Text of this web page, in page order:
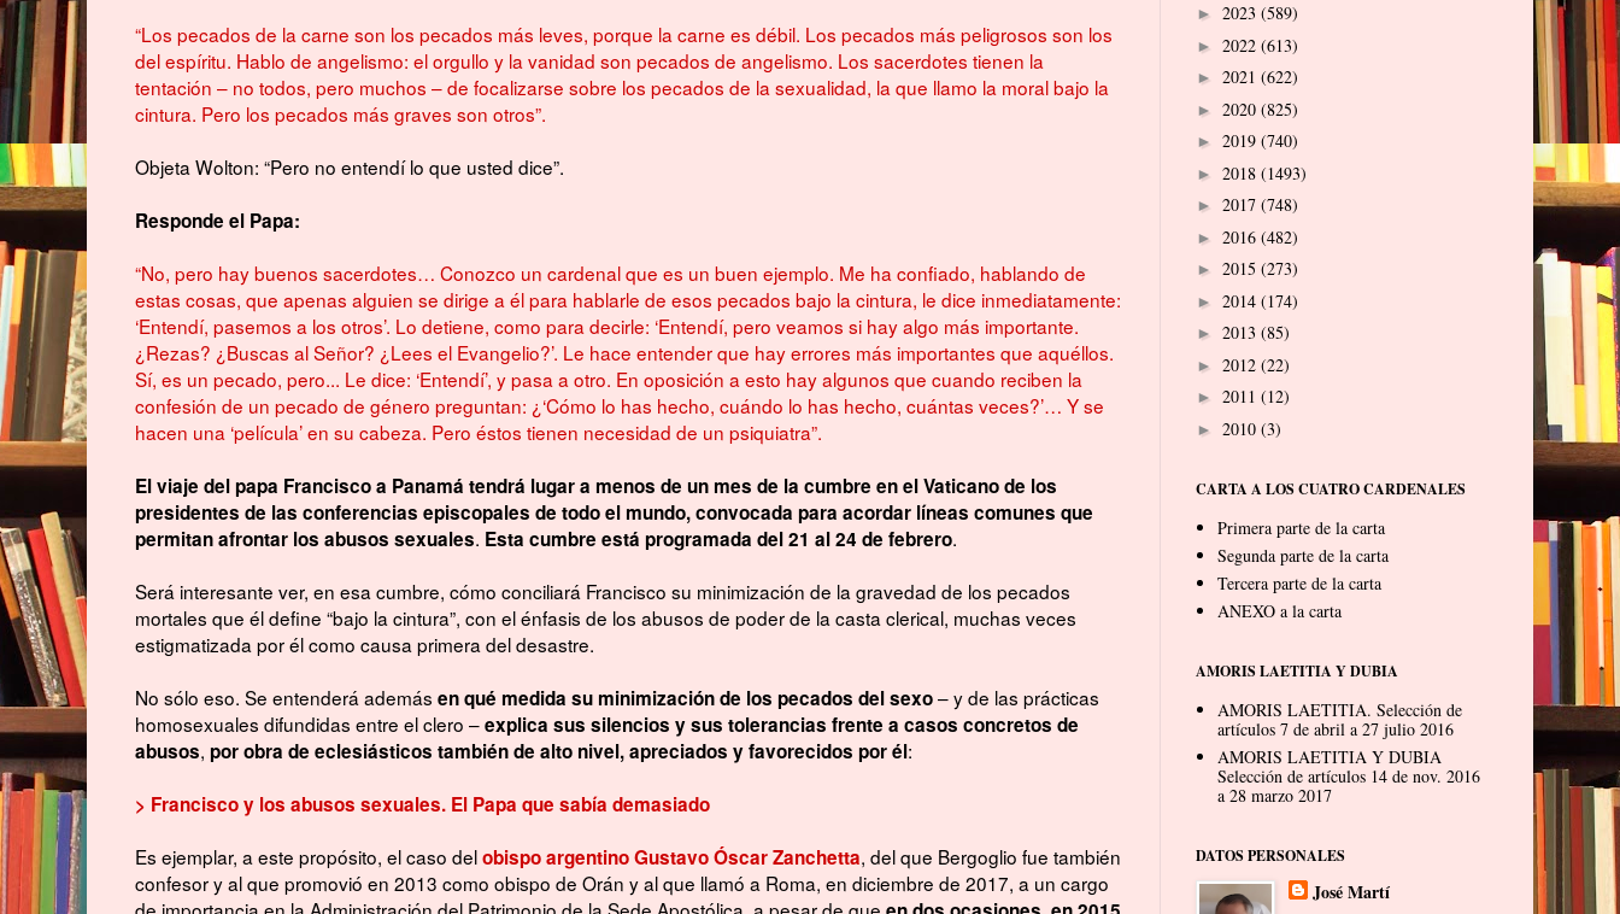
“Los pecados de la carne son los pecados más leves, porque la carne es débil. Los pecados más peligrosos son los
del espíritu. Hablo de angelismo: el orgullo y la vanidad son pecados de angelismo. Los sacerdotes tienen la
tentación – no todos, pero muchos – de focalizarse sobre los pecados de la sexualidad, la que llamo la moral bajo la
cintura. Pero los pecados más graves son otros”.
Objeta Wolton: “Pero no entendí lo que usted dice”.
Responde el Papa:
“No, pero hay buenos sacerdotes… Conozco un cardenal que es un buen ejemplo. Me ha confiado, hablando de
estas cosas, que apenas alguien se dirige a él para hablarle de esos pecados bajo la cintura, le dice inmediatamente:
‘Entendí, pasemos a los otros’. Lo detiene, como para decirle: ‘Entendí, pero veamos si hay algo más importante.
¿Rezas? ¿Buscas al Señor? ¿Lees el Evangelio?’. Le hace entender que hay errores más importantes que aquéllos.
Sí, es un pecado, pero... Le dice: ‘Entendí’, y pasa a otro. En oposición a esto hay algunos que cuando reciben la
confesión de un pecado de género preguntan: ¿‘Cómo lo has hecho, cuándo lo has hecho, cuántas veces?’… Y se
hacen una ‘película’ en su cabeza. Pero éstos tienen necesidad de un psiquiatra”.
El viaje del papa Francisco a Panamá tendrá lugar a menos de un mes de la cumbre en el Vaticano de los
presidentes de las conferencias episcopales de todo el mundo, convocada para acordar líneas comunes que
permitan afrontar los abusos sexuales. Esta cumbre está programada del 21 al 24 de febrero.
Será interesante ver, en esa cumbre, cómo conciliará Francisco su minimización de la gravedad de los pecados
mortales que él define “bajo la cintura”, con el énfasis de los abusos de poder de la casta clerical, muchas veces
estigmatizada por él como causa primera del desastre.
No sólo eso. Se entenderá además en qué medida su minimización de los pecados del sexo– y de las prácticas
homosexuales difundidas entre el clero –explica sus silencios y sus tolerancias frente a casos concretos de
abusos, por obra de eclesiásticos también de alto nivel, apreciados y favorecidos por él:
> Francisco y los abusos sexuales. El Papa que sabía demasiado
Es ejemplar, a este propósito, el caso delobispo argentino Gustavo Óscar Zanchetta, del que Bergoglio fue también
confesor y al que promovió en 2013 como obispo de Orán y al que llamó a Roma, en diciembre de 2017, a un cargo
► 2023 (589)
► 2022 (613)
► 2021 (622)
► 2020 (825)
► 2019 (740)
► 2018 (1493)
► 2017 (748)
► 2016 (482)
► 2015 (273)
► 2014 (174)
► 2013 (85)
► 2012 (22)
► 2011 (12)
► 2010 (3)
CARTA A LOS CUATRO CARDENALES
Primera parte de la carta
Segunda parte de la carta
Tercera parte de la carta
ANEXO a la carta
AMORIS LAETITIA Y DUBIA
AMORIS LAETITIA. Selección de
artículos 7 de abril a 27 julio 2016
AMORIS LAETITIA Y DUBIA
Selección de artículos 14 de nov. 2016
a 28 marzo 2017
DATOS PERSONALES
José Martí